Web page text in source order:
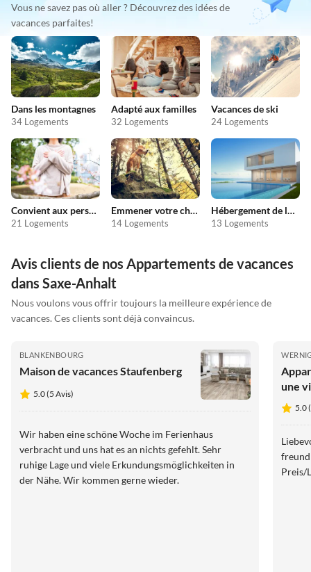
Vous ne savez pas où aller ? Découvrez des idées de
vacances parfaites!
Dans les montagnes
34 Logements
Adapté aux familles
32 Logements
Vacances de ski
24 Logements
Convient aux personnes allergiques
21 Logements
Emmener votre chien en vacances
14 Logements
Hébergement de luxe
13 Logements
Avis clients de nos Appartements de vacances
dans Saxe-Anhalt
Nous voulons vous offrir toujours la meilleure expérience de
vacances. Ces clients sont déjà convaincus.
BLANKENBOURG
Maison de vacances Staufenberg
5.0 (5 Avis)
Wir haben eine schöne Woche im Ferienhaus
verbracht und uns hat es an nichts gefehlt. Sehr
ruhige Lage und viele Erkundungsmöglichkeiten in
der Nähe. Wir kommen gerne wieder.
une
5.0
Preis/